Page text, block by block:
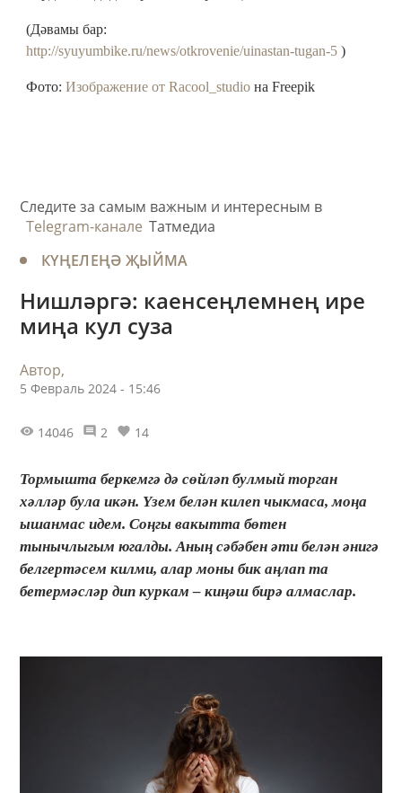
(Дәвамы бар:
http://syuyumbike.ru/news/otkrovenie/uinastan-tugan-5 )
Фото: Изображение от Racool_studio на Freepik
Следите за самым важным и интересным в
Telegram-канале Татмедиа
КҮҢЕЛЕҢӘ ҖЫЙМА
Нишләргә: каенсеңлемнең ире
миңа кул суза
Автор,
5 Февраль 2024 - 15:46
14046 2 14
Тормышта беркемгә дә сөйләп булмый торган
хәлләр була икән. Үзем белән килеп чыкмаса, моңа
ышанмас идем. Соңгы вакытта бөтен
тынычлыгым югалды. Аның сәбәбен әти белән әнигә
белгертәсем килми, алар моны бик аңлап та
бетермәсләр дип куркам – киңәш бирә алмаслар.